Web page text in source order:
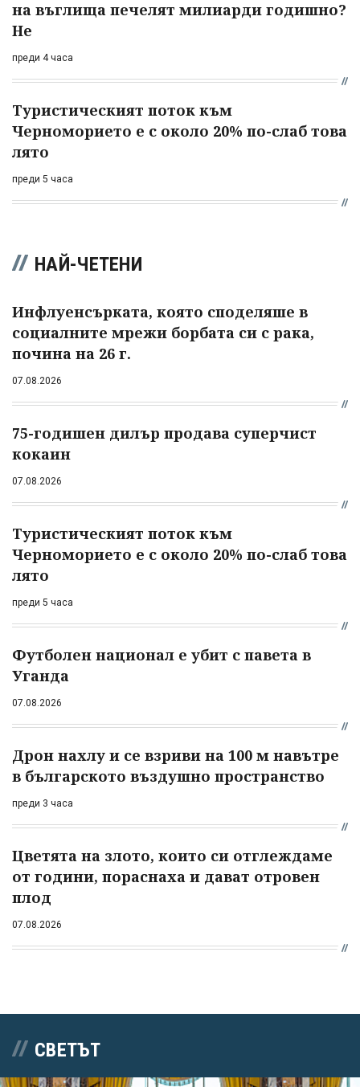
на въглища печелят милиарди годишно?
Не
преди 4 часа
Туристическият поток към
Черноморието е с около 20% по-слаб това
лято
преди 5 часа
НАЙ-ЧЕТЕНИ
Инфлуенсърката, която споделяше в
социалните мрежи борбата си с рака,
почина на 26 г.
07.08.2026
75-годишен дилър продава суперчист
кокаин
07.08.2026
Туристическият поток към
Черноморието е с около 20% по-слаб това
лято
преди 5 часа
Футболен национал е убит с павета в
Уганда
07.08.2026
Дрон нахлу и се взриви на 100 м навътре
в българското въздушно пространство
преди 3 часа
Цветята на злото, които си отглеждаме
от години, пораснаха и дават отровен
плод
07.08.2026
СВЕТЪТ